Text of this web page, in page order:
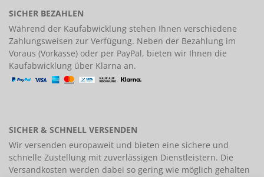
SICHER BEZAHLEN
Während der Kaufabwicklung stehen Ihnen verschiedene
Zahlungsweisen zur Verfügung. Neben der Bezahlung im
Voraus (Vorkasse) oder per PayPal, bieten wir Ihnen die
Kaufabwicklung über Klarna an.
SICHER & SCHNELL VERSENDEN
Wir versenden europaweit und bieten eine sichere und
schnelle Zustellung mit zuverlässigen Dienstleistern. Die
Versandkosten werden dabei so gering wie möglich gehalten